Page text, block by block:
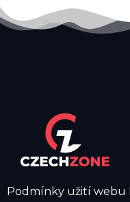
Podmínky užití webu